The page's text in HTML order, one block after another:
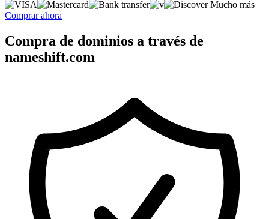
Mucho más
Comprar ahora
Compra de dominios a través de
nameshift.com